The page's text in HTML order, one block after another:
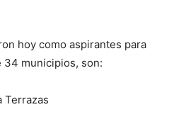
hoy como aspirantes para
34 municipios, son:
Terrazas